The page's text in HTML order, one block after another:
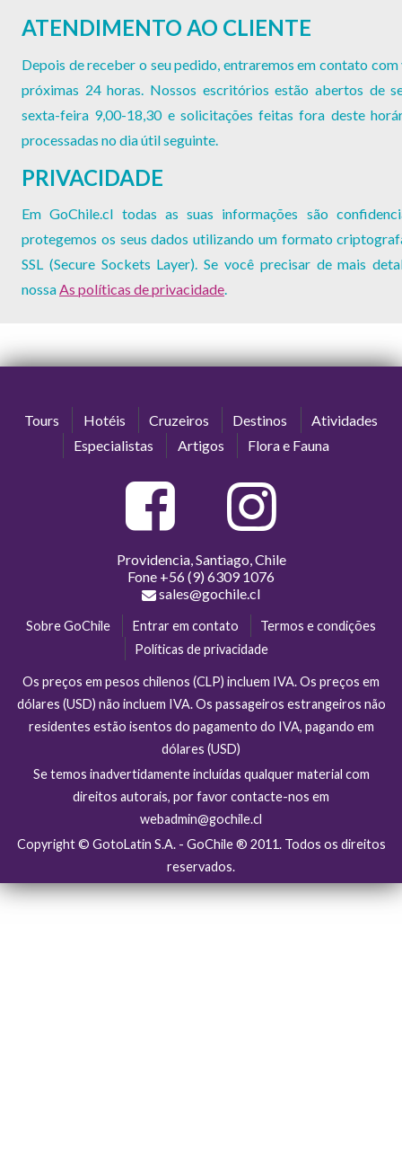
ATENDIMENTO AO CLIENTE
Depois de receber o seu pedido, entraremos em contato com
próximas 24 horas. Nossos escritórios estão abertos de
sexta-feira 9,00-18,30 e solicitações feitas fora deste
processadas no dia útil seguinte.
PRIVACIDADE
Em GoChile.cl todas as suas informações são
protegemos os seus dados utilizando um formato
SSL (Secure Sockets Layer). Se você precisar de mais
nossaAs políticas de privacidade.
Tours Hotéis Cruzeiros Destinos
Atividades
Especialistas
Artigos Flora e Fauna
Providencia, Santiago, Chile
Fone +56 (9) 6309 1076
sales@gochile.cl
Sobre GoChile Entrar em contato
Termos e condições
Políticas de privacidade
Os preços em pesos chilenos (CLP) incluem IVA. Os preços em
dólares (USD) não incluem IVA. Os passageiros estrangeiros não
residentes estão isentos do pagamento do IVA, pagando em
dólares (USD)
Se temos inadvertidamente incluídas qualquer material com
direitos autorais, por favor contacte-nos em
webadmin@gochile.cl
Copyright © GotoLatin S.A. - GoChile ® 2011. Todos os direitos
reservados.